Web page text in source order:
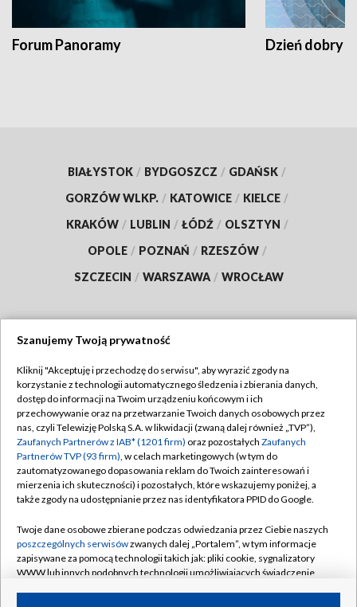
Forum Panoramy Dzień dobry
BIAŁYSTOK / BYDGOSZCZ / GDAŃSK /
GORZÓW WLKP. / KATOWICE / KIELCE /
KRAKÓW / LUBLIN / ŁÓDŹ / OLSZTYN /
OPOLE / POZNAŃ / RZESZÓW /
SZCZECIN / WARSZAWA / WROCŁAW
TVP
Abonament TVP
Emisja w TVP
Centrum informacji TVP
Naziemna Telewizja Cyfrowa
Rada Programowa
System NOS
Informacje o nadawcy
Regulamin TVP
Polityka prywatności
Moje zgody
Pomoc
Kontakt
Kanały
Szanujemy Twoją prywatność
Kliknij "Akceptuję i przechodzę do serwisu", aby wyrazić zgody na
korzystanie z technologii automatycznego śledzenia i zbierania danych,
dostęp do informacji na Twoim urządzeniu końcowym i ich
przechowywanie oraz na przetwarzanie Twoich danych osobowych przez
nas, czyli Telewizję Polską S.A. w likwidacji (zwaną dalej również „TVP”),
Zaufanych Partnerów z IAB* (1201 firm) oraz pozostałych Zaufanych
Partnerów TVP (93 firm), w celach marketingowych (w tym do
zautomatyzowanego dopasowania reklam do Twoich zainteresowań i
mierzenia ich skuteczności) i pozostałych, które wskazujemy poniżej, a
także zgody na udostępnianie przez nas identyfikatora PPID do Google.
Twoje dane osobowe zbierane podczas odwiedzania przez Ciebie naszych
poszczególnych serwisówzwanych dalej „Portalem”, w tym informacje
zapisywane za pomocą technologii takich jak: pliki cookie, sygnalizatory
WWW lub innych podobnych technologii umożliwiających świadczenie